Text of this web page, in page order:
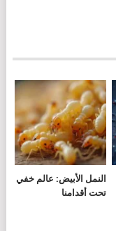
النمل الأبيض: عالم خفي
تحت أقدامنا